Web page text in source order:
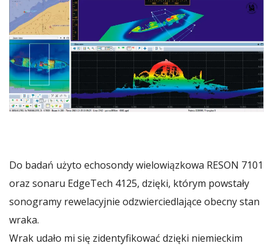
Do badań użyto echosondy wielowiązkowa RESON 7101
oraz sonaru EdgeTech 4125, dzięki, którym powstały
sonogramy rewelacyjnie odzwierciedlające obecny stan
wraka.
Wrak udało mi się zidentyfikować dzięki niemieckim